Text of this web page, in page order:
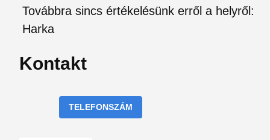
Továbbra sincs értékelésünk erről a helyről:
Harka
Kontakt
TELEFONSZÁM